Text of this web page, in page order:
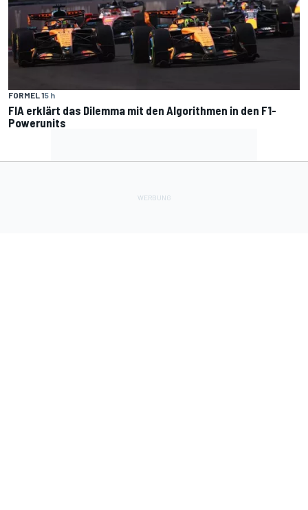
FORMEL 15 h
FIA erklärt das Dilemma mit den Algorithmen in den F1-
Powerunits